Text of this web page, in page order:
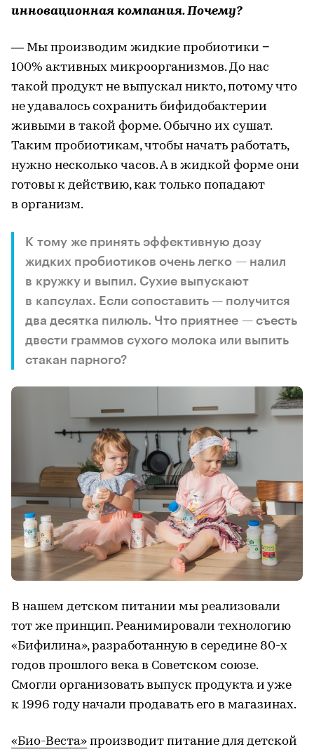
инновационная компания. Почему?
— Мы производим жидкие пробиотики −
100% активных микроорганизмов. До нас
такой продукт не выпускал никто, потому что
не удавалось сохранить бифидобактерии
живыми в такой форме. Обычно их сушат.
Таким пробиотикам, чтобы начать работать,
нужно несколько часов. А в жидкой форме они
готовы к действию, как только попадают
в организм.
К тому же принять эффективную дозу
жидких пробиотиков очень легко — налил
в кружку и выпил. Сухие выпускают
в капсулах. Если сопоставить — получится
два десятка пилюль. Что приятнее — съесть
двести граммов сухого молока или выпить
стакан парного?
В нашем детском питании мы реализовали
тот же принцип. Реанимировали технологию
«Бифилина», разработанную в середине 80-х
годов прошлого века в Советском союзе.
Смогли организовать выпуск продукта и уже
к 1996 году начали продавать его в магазинах.
«Био-Веста» производит питание для детской